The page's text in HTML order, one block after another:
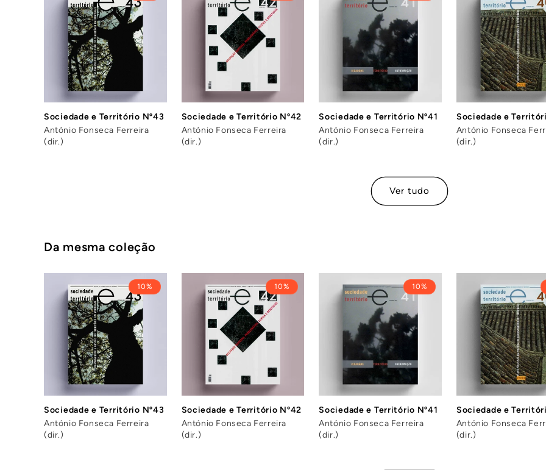
Sociedade e Território Nº43
António Fonseca Ferreira
(dir.)
Sociedade e Território Nº42
António Fonseca Ferreira
(dir.)
Sociedade e Território Nº41
António Fonseca Ferreira
(dir.)
Sociedade e
António Fonseca
(dir.)
Ver tudo
Da mesma coleção
10%
Sociedade e Território Nº43
António Fonseca Ferreira
(dir.)
10%
Sociedade e Território Nº42
António Fonseca Ferreira
(dir.)
10%
Sociedade e Território Nº41
António Fonseca Ferreira
(dir.)
Sociedade e
António Fonseca
(dir.)